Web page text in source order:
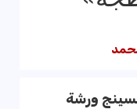
ورشة